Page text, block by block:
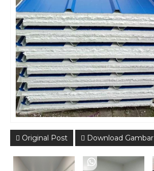
Original Post Download Gambar